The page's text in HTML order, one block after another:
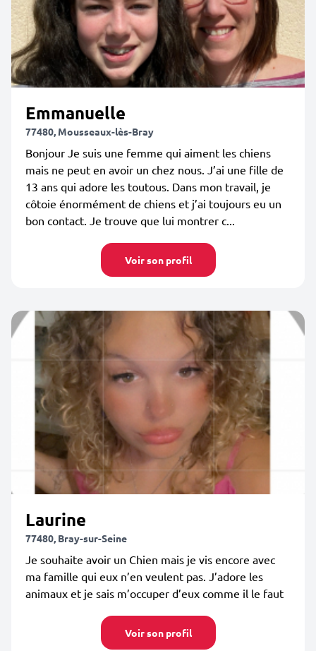
Emmanuelle
77480, Mousseaux-lès-Bray
Bonjour Je suis une femme qui aiment les chiens
mais ne peut en avoir un chez nous. J’ai une fille de
13 ans qui adore les toutous. Dans mon travail, je
côtoie énormément de chiens et j’ai toujours eu un
bon contact. Je trouve que lui montrer c...
Voir son profil
Laurine
77480, Bray-sur-Seine
Je souhaite avoir un Chien mais je vis encore avec
ma famille qui eux n’en veulent pas. J’adore les
animaux et je sais m’occuper d’eux comme il le faut
Voir son profil